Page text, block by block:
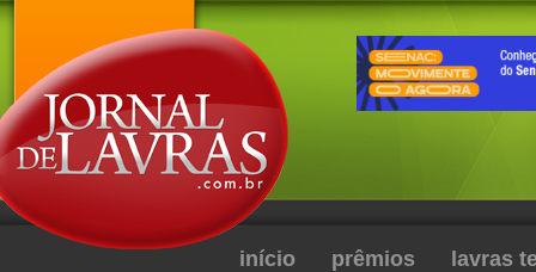
início prêmios lavras